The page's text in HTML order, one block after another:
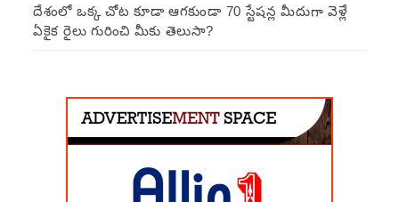
దేశంలో ఒక్క చోట కూడా ఆగకుండా 70 స్టేషన్ల మీదుగా వెళ్లే
ఏకైక రైలు గురించి మీకు తెలుసా?